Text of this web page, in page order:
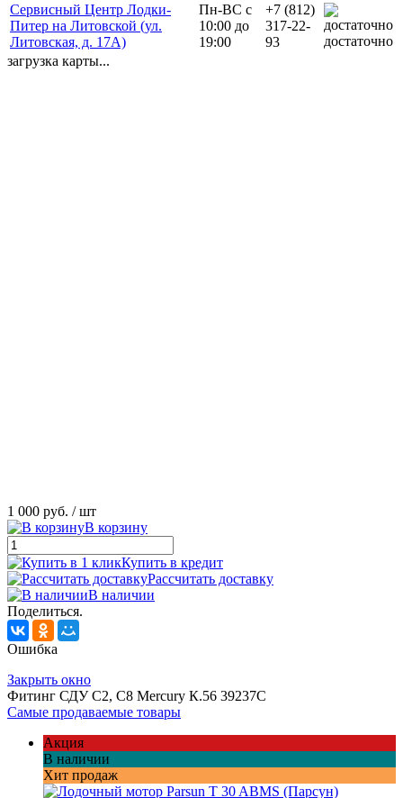
Сервисный Центр Лодки-
Питер на Литовской (ул.
Литовская, д. 17А)
Пн-ВС с
10:00 до
19:00
+7 (812)
317-22-
93
достаточно
загрузка карты...
1 000 руб. / шт
В корзину
Купить в кредит
Рассчитать доставку
В наличии
Поделиться.
Ошибка
Закрыть окно
Фитинг СДУ С2, С8 Mercury К.56 39237C
Самые продаваемые товары
Акция
В наличии
Хит продаж